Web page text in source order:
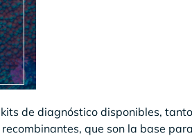
de diagnóstico disponibles,
que son la base